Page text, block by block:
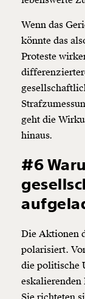
Wenn das
könnte das
Proteste
geht die
hinaus.
#6
Die Aktionen
polarisiert.
die politische